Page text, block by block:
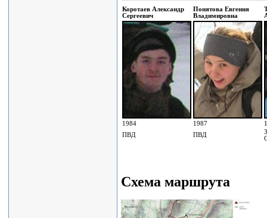
Коротаев Александр
Сергеевич
Понятова Евгения
Владимировна
1984 1987
ПВД
ПВД
Схема маршрута